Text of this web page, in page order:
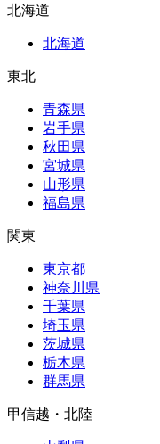
北海道
北海道
東北
青森県
岩手県
秋田県
宮城県
山形県
福島県
関東
東京都
神奈川県
千葉県
埼玉県
茨城県
栃木県
群馬県
甲信越・北陸